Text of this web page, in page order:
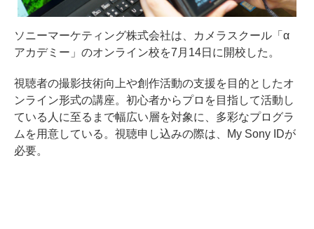
ソニーマーケティング株式会社は、カメラスクール「α
アカデミー」のオンライン校を7月14日に開校した。
視聴者の撮影技術向上や創作活動の支援を目的としたオ
ンライン形式の講座。初心者からプロを目指して活動し
ている人に至るまで幅広い層を対象に、多彩なプログラ
ムを用意している。視聴申し込みの際は、My Sony IDが
必要。